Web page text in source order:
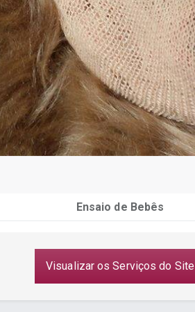
Ensaio de Bebês
Visualizar os Serviços do Site